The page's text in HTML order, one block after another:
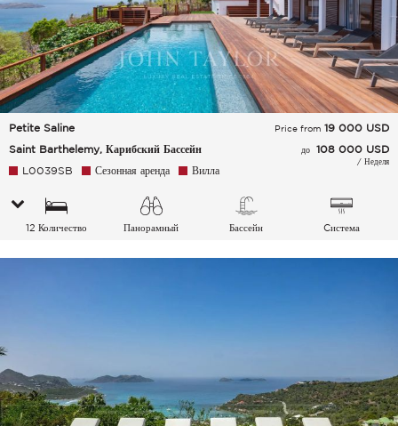
Petite Saline
Saint Barthelemy, Карибский Бассейн
Price from 19 000 USD
до 108 000 USD
/ Неделя
L0039SB Сезонная аренда Вилла
12 Количество
Панорамный Бассейн
Cистема